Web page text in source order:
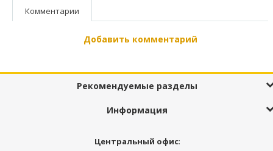
Комментарии
Добавить комментарий
Рекомендуемые разделы
Информация
Центральный офис: